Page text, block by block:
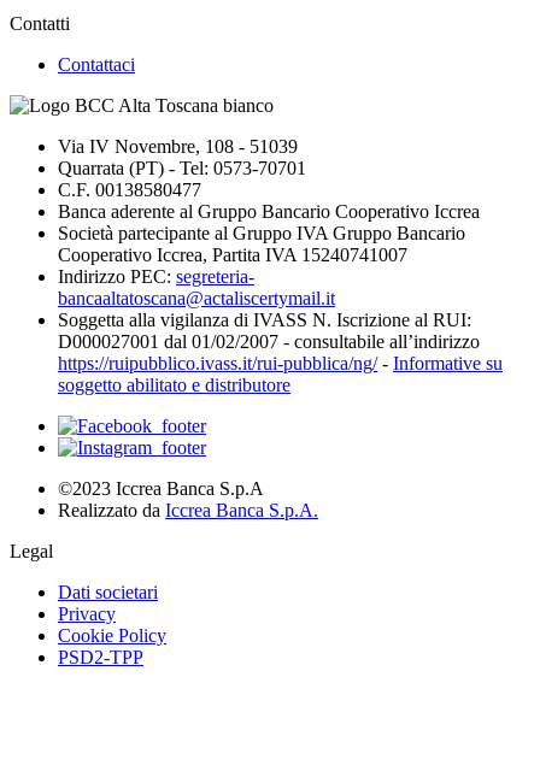
Contatti
Contattaci
Via IV Novembre, 108 - 51039
Quarrata (PT) - Tel: 0573-70701
C.F. 00138580477
Banca aderente al Gruppo Bancario Cooperativo Iccrea
Società partecipante al Gruppo IVA Gruppo Bancario
Cooperativo Iccrea, Partita IVA 15240741007
Indirizzo PEC: segreteria-
bancaaltatoscana@actaliscertymail.it
Soggetta alla vigilanza di IVASS N. Iscrizione al RUI:
D000027001 dal 01/02/2007 - consultabile all’indirizzo
https://ruipubblico.ivass.it/rui-pubblica/ng/- Informative su
soggetto abilitato e distributore
©2023 Iccrea Banca S.p.A
Realizzato da Iccrea Banca S.p.A.
Legal
Dati societari
Privacy
Cookie Policy
PSD2-TPP